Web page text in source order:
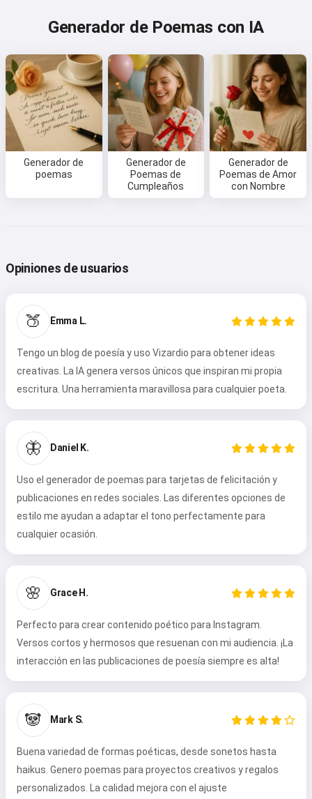
Generador de Poemas con IA
Generador de
poemas
Generador de
Poemas de
Cumpleaños
Generador de
Poemas de Amor
con Nombre
Opiniones de usuarios
🍑 Emma L.
Tengo un blog de poesía y uso Vizardio para obtener ideas
creativas. La IA genera versos únicos que inspiran mi propia
escritura. Una herramienta maravillosa para cualquier poeta.
🦋 Daniel K.
Uso el generador de poemas para tarjetas de felicitación y
publicaciones en redes sociales. Las diferentes opciones de
estilo me ayudan a adaptar el tono perfectamente para
cualquier ocasión.
🌸 Grace H.
Perfecto para crear contenido poético para Instagram.
Versos cortos y hermosos que resuenan con mi audiencia. ¡La
interacción en las publicaciones de poesía siempre es alta!
🐼 Mark S.
Buena variedad de formas poéticas, desde sonetos hasta
haikus. Genero poemas para proyectos creativos y regalos
personalizados. La calidad mejora con el ajuste